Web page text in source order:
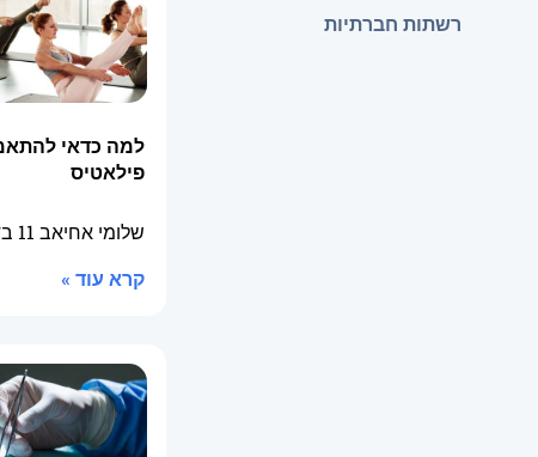
רשתות חברתיות
למה כדאי
פילאטיס
שלומי אחיאב 11 בדצמבר 2025
קרא עוד »